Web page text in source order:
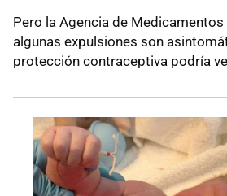
Pero la Agencia de
algunas expulsiones son
protección contraceptiva podría